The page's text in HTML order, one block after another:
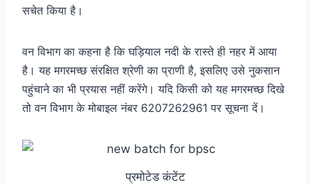
सचेत किया है।
वन विभाग का कहना है कि घड़ियाल नदी के रास्ते ही नहर में आया
है। यह मगरमच्छ संरक्षित श्रेणी का प्राणी है, इसलिए उसे नुकसान
पहुंचाने का भी प्रयास नहीं करेंगे। यदि किसी को यह मगरमच्छ दिखे
तो वन विभाग के मोबाइल नंबर 6207262961 पर सूचना दें।
प्रमोटेड कंटेंट